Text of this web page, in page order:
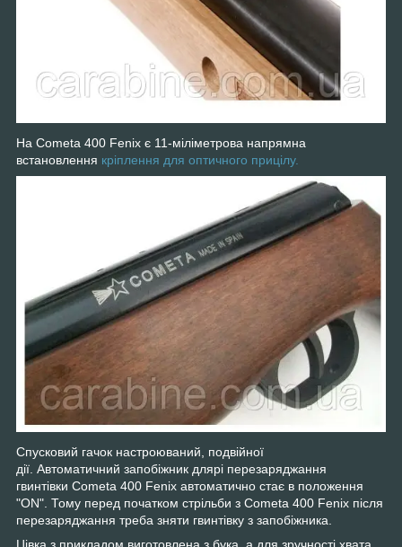
На Cometa 400 Fenix є 11-міліметрова напрямна
встановлення кріплення для оптичного прицілу.
Спусковий гачок настроюваний, подвійної
дії. Автоматичний запобіжник длярі перезаряджання
гвинтівки Cometa 400 Fenix автоматично стає в положення
"ON". Тому перед початком стрільби з Cometa 400 Fenix після
перезаряджання треба зняти гвинтівку з запобіжника.
Цівка з прикладом виготовлена з бука, а для зручності хвата